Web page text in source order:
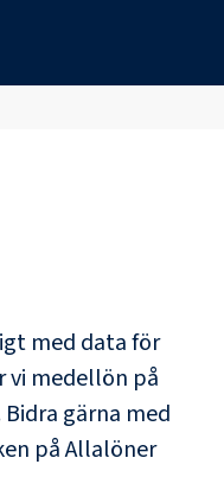
med data för
vi medellön på
gärna med
på Allalöner